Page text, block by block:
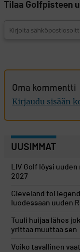
Tilaa Golfpisteen
Oma kommentti
Kirjaudu sisään
UUSIMMAT
LIV Golf löysi
2027
Cleveland toi
luodessaan uuden
Tuuli huijaa lähes
yrittää muuttaa sen
Voiko tavallinen